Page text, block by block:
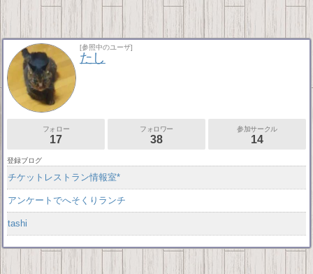
[参照中のユーザ]
たし
フォロー
17
フォロワー
38
参加サークル
14
登録ブログ
チケットレストラン情報室*
アンケートでへそくりランチ
tashi